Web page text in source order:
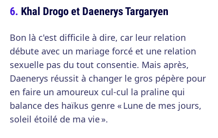
Khal Drogo et Daenerys Targaryen
Bon là c'est difficile à dire, car leur relation
débute avec un mariage forcé et une relation
sexuelle pas du tout consentie. Mais après,
Daenerys réussit à changer le gros pépère pour
en faire un amoureux cul-cul la praline qui
balance des haïkus genre « Lune de mes jours,
soleil étoilé de ma vie ».